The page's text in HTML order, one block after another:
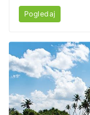
Pogledaj